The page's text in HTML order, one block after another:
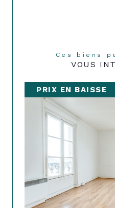
Ces biens
VOUS
PRIX EN BAISSE